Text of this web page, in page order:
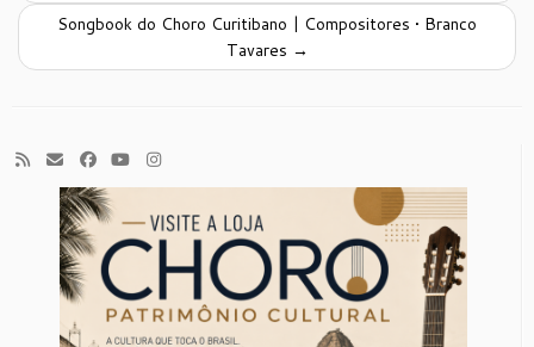
Songbook do Choro Curitibano | Compositores • Branco
Tavares →